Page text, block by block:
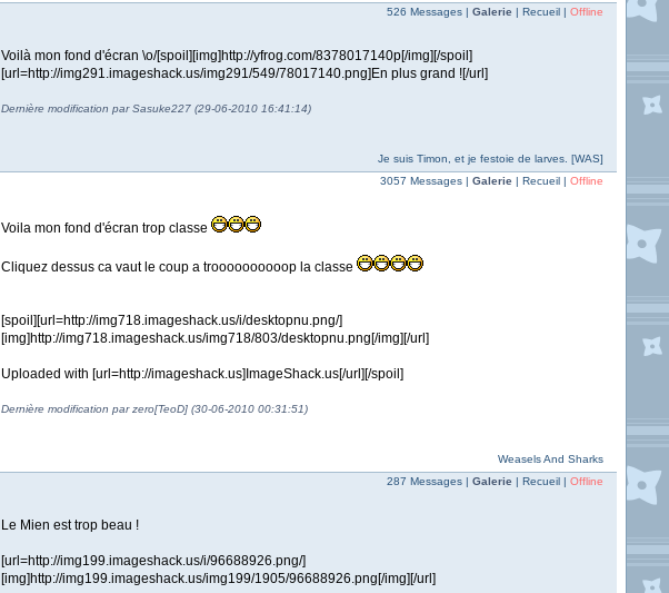
526 Messages | Galerie | Recueil | Offline
Voilà mon fond d'écran \o/[spoil][img]http://yfrog.com/8378017140p[/img][/spoil]
[url=http://img291.imageshack.us/img291/549/78017140.png]En plus grand ![/url]
Dernière modification par Sasuke227 (29-06-2010 16:41:14)
Je suis Timon, et je festoie de larves. [WAS]
3057 Messages | Galerie | Recueil | Offline
Voila mon fond d'écran trop classe
Cliquez dessus ca vaut le coup a troooooooooop la classe
[spoil][url=http://img718.imageshack.us/i/desktopnu.png/]
[img]http://img718.imageshack.us/img718/803/desktopnu.png[/img][/url]
Uploaded with [url=http://imageshack.us]ImageShack.us[/url][/spoil]
Dernière modification par zero[TeoD] (30-06-2010 00:31:51)
Weasels And Sharks
287 Messages | Galerie | Recueil | Offline
Le Mien est trop beau !
[url=http://img199.imageshack.us/i/96688926.png/]
[img]http://img199.imageshack.us/img199/1905/96688926.png[/img][/url]